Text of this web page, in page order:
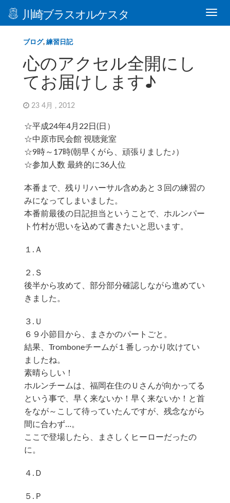
川崎ブラスオルケスタ
ブログ, 練習日記
心のアクセル全開にし
てお届けします♪
23 4月 , 2012
☆平成24年4月22日(日）
☆中原市民会館 視聴覚室
☆9時～17時(朝早くがら、頑張りました♪）
☆参加人数 最終的に36人位
本番まで、残りリハーサル含めあと３回の練習の
みになってしまいました。
本番前最後の日記担当ということで、ホルンパー
ト竹村が思いを込めて書きたいと思います。
１.Ａ
２.Ｓ
後半から攻めて、部分部分確認しながら進めてい
きました。
３.Ｕ
６９小節目から、まさかのパートごと。
結果、Tromboneチームが１番しっかり吹けてい
ましたね。
素晴らしい！
ホルンチームは、福岡在住のＵさんが向かってる
という事で、早く来ないか！早く来ないか！と首
をなが～こして待っていたんですが、残念ながら
間に合わず…。
ここで登場したら、まさしくヒーローだったの
に。
４.Ｄ
５.Ｐ